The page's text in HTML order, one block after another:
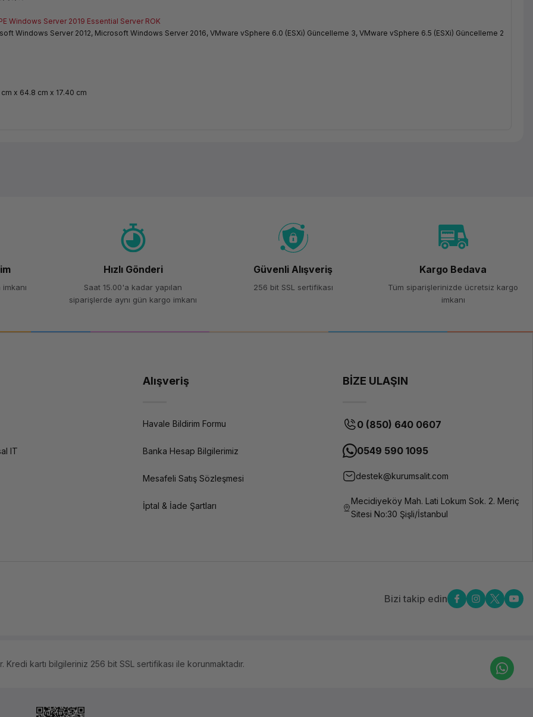
Windows Server 2019 Essential Server ROK
Windows Server 2012, Microsoft Windows Server 2016, VMware vSphere 6.0 (ESXi) Güncelleme 3, VMware vSphere 6.5 (ESXi) Güncelleme 2
x 64.8 cm x 17.40 cm
Hızlı Gönderi
Saat 15.00'a kadar yapılan
siparişlerde aynı gün kargo imkanı
Güvenli Alışveriş
256 bit SSL sertifikası
Kargo Bedava
Tüm siparişlerinizde ücretsiz kargo
imkanı
IT
Alışveriş
Havale Bildirim Formu
Banka Hesap Bilgilerimiz
Mesafeli Satış Sözleşmesi
İptal & İade Şartları
BİZE ULAŞIN
0 (850) 640 0607
0549 590 1095
destek@kurumsalit.com
Mecidiyeköy Mah. Lati Lokum Sok. 2. Meriç
Sitesi No:30 Şişli/İstanbul
Bizi takip edin
Kredi kartı bilgileriniz 256 bit SSL sertifikası ile korunmaktadır.